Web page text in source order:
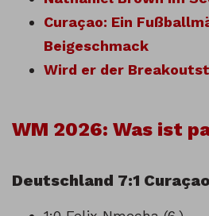
Curaçao: Ein
Beigeschmack
Wird er der
WM 2026: Was ist
Deutschland 7:1 Curaçao